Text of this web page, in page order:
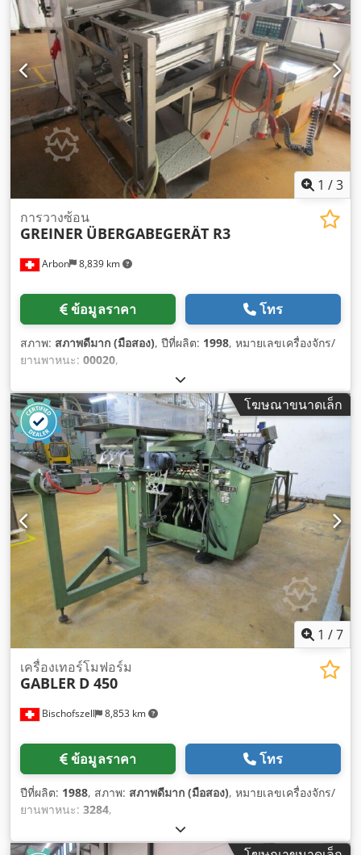
1 /3
Arbon 8,839 km
การวางซ้อน
GREINER ÜBERGABEGERÄT R3
ข้อมูลราคา โทร
สภาพ: สภาพดีมาก (มือสอง), ปีที่ผลิต: 1998, หมายเลขเครื่องจักร/
ยานพาหนะ: 00020,
โฆษณาขนาดเล็ก
1 /7
Bischofszell 8,853 km
เครื่องเทอร์โมฟอร์ม
GABLER D 450
ข้อมูลราคา โทร
ปีที่ผลิต: 1988, สภาพ: สภาพดีมาก (มือสอง), หมายเลขเครื่องจักร/
ยานพาหนะ: 3284,